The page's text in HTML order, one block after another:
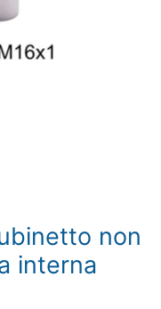
non
interna